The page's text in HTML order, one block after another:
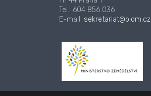
Tel.: 604 856 036
E-mail: sekretariat@biom.cz